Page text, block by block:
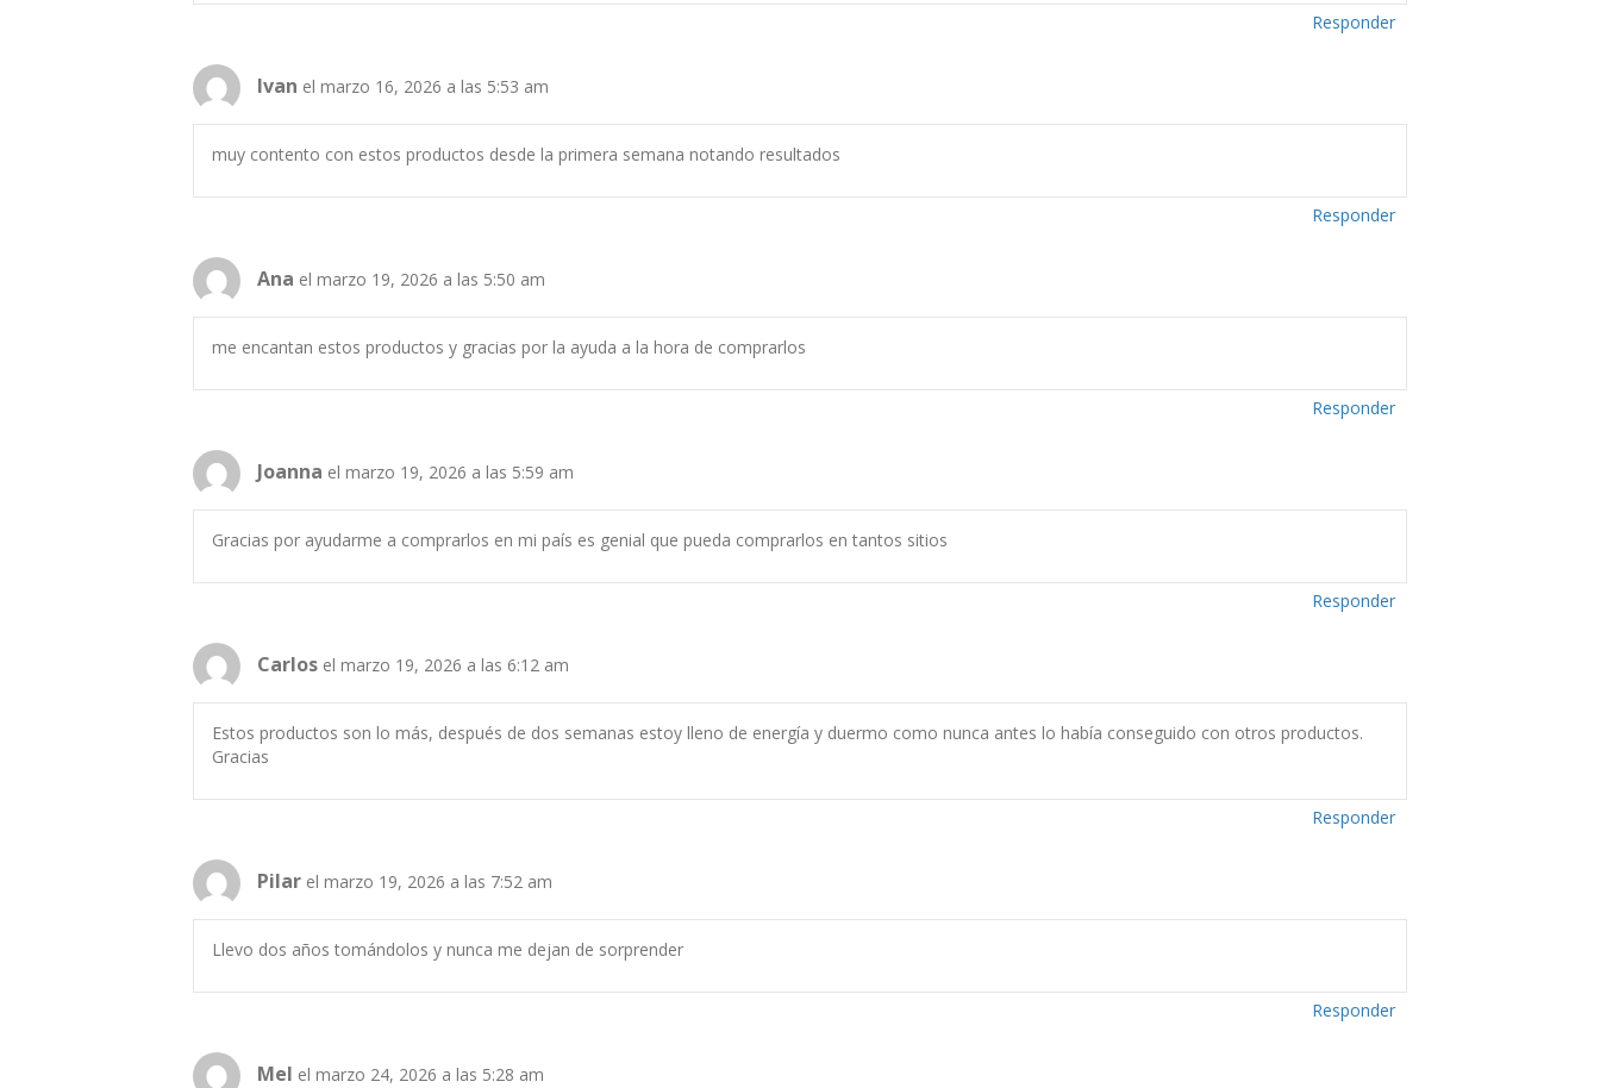
Responder
Ivan el marzo 16, 2026 a las 5:53 am
muy contento con estos productos desde la primera semana notando resultados
Responder
Ana el marzo 19, 2026 a las 5:50 am
me encantan estos productos y gracias por la ayuda a la hora de comprarlos
Responder
Joanna el marzo 19, 2026 a las 5:59 am
Gracias por ayudarme a comprarlos en mi país es genial que pueda comprarlos en tantos sitios
Responder
Carlos el marzo 19, 2026 a las 6:12 am
Estos productos son lo más, después de dos semanas estoy lleno de energía y duermo como nunca antes lo había conseguido con otros productos.
Gracias
Responder
Pilar el marzo 19, 2026 a las 7:52 am
Llevo dos años tomándolos y nunca me dejan de sorprender
Responder
Mel el marzo 24, 2026 a las 5:28 am